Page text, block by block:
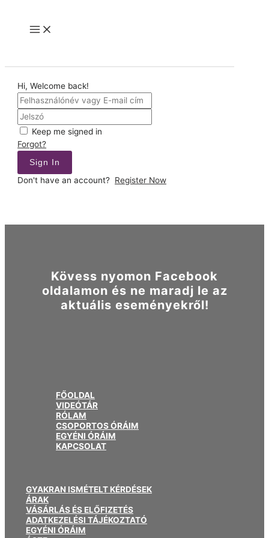
content
Main
Hi, Welcome back!
Keep me signed in
Forgot?
Sign In
Don't have an account? Register Now
Kövess nyomon Facebook
oldalamon és ne maradj le az
aktuális eseményekről!
FŐOLDAL
VIDEÓTÁR
RÓLAM
CSOPORTOS ÓRÁIM
EGYÉNI ÓRÁIM
KAPCSOLAT
GYAKRAN ISMÉTELT KÉRDÉSEK
ÁRAK
VÁSÁRLÁS ÉS ELŐFIZETÉS
ADATKEZELÉSI TÁJÉKOZTATÓ
EGYÉNI ÓRÁIM